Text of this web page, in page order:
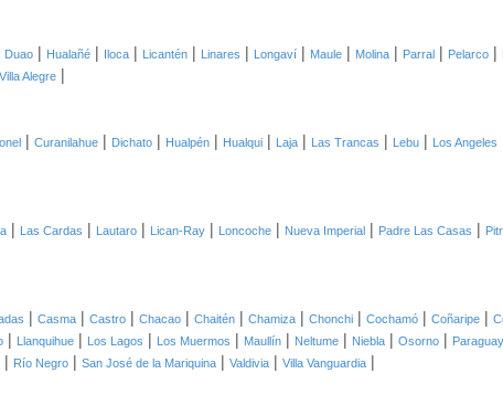
Duao | Hualañé | Iloca | Licantén | Linares | Longaví | Maule | Molina | Parral | Pelarco |
Villa Alegre |
| Curanilahue | Dichato | Hualpén | Hualqui | Laja | Las Trancas | Lebu | Los Angeles
| Las Cardas | Lautaro | Lican-Ray | Loncoche | Nueva Imperial | Padre Las Casas |
| Casma | Castro | Chacao | Chaitén | Chamiza | Chonchi | Cochamó | Coñaripe |
| Llanquihue | Los Lagos | Los Muermos | Maullín | Neltume | Niebla | Osorno |
| Río Negro | San José de la Mariquina | Valdivia | Villa Vanguardia |